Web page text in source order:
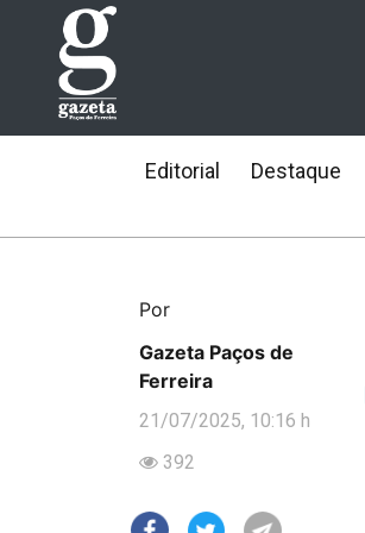
Editorial Destaque
Por
Gazeta Paços de
Ferreira
21/07/2025, 10:16 h
392